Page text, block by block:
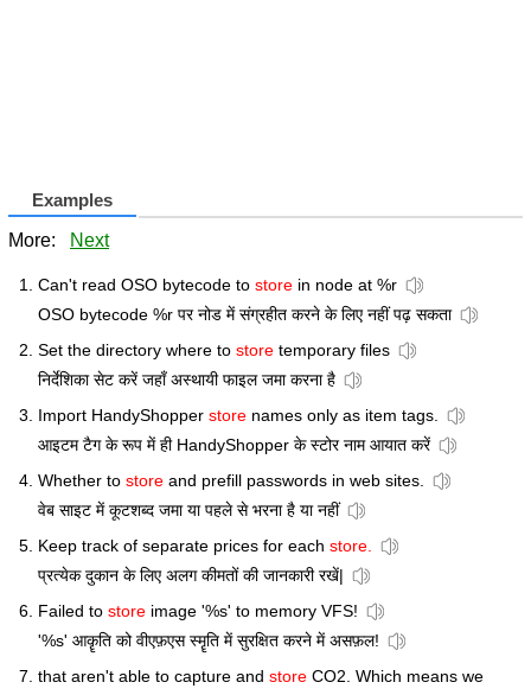
Examples
More: Next
Can't read OSO bytecode to store in node at %r
OSO bytecode %r पर नोड में संग्रहीत करने के लिए नहीं पढ़ सकता
Set the directory where to store temporary files
निर्देशिका सेट करें जहाँ अस्थायी फाइल जमा करना है
Import HandyShopper store names only as item tags.
आइटम टैग के रूप में ही HandyShopper के स्टोर नाम आयात करें
Whether to store and prefill passwords in web sites.
वेब साइट में कूटशब्द जमा या पहले से भरना है या नहीं
Keep track of separate prices for each store.
प्रत्येक दुकान के लिए अलग कीमतों की जानकारी रखें|
Failed to store image '%s' to memory VFS!
'%s' आकॄति को वीएफ़एस स्मॄति में सुरक्षित करने में असफ़ल!
that aren't able to capture and store CO2. Which means we